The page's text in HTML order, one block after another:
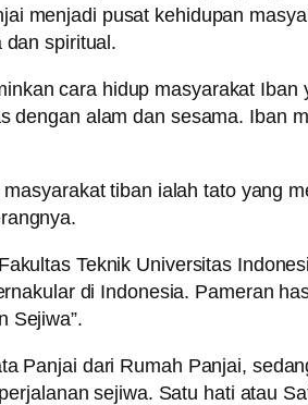
menjadi pusat kehidupan
dan spiritual.
cara hidup masyarakat
dengan alam dan sesama. Iban
tiban ialah tato yang
Teknik Universitas
di Indonesia. Pameran
Sejiwa”.
Panjai dari Rumah Panjai,
sejiwa. Satu hati atau